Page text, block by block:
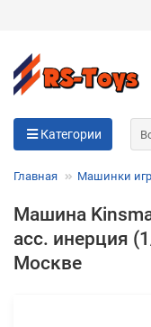
Категории
Главная Машинки
Машина
асс. инерция
Москве
Разбейте
без